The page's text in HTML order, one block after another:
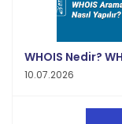
WHOIS Nedir?
10.07.2026